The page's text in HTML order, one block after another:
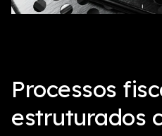
Processos
estruturados